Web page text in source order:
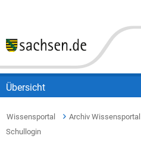
Übersicht
Wissensportal Archiv Wissensportal
Schullogin